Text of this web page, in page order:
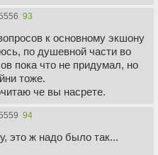
93
к основному экшону
по душевной части во
пока что не придумал, но
тоже.
че вы насрете.
94
это ж надо было так...